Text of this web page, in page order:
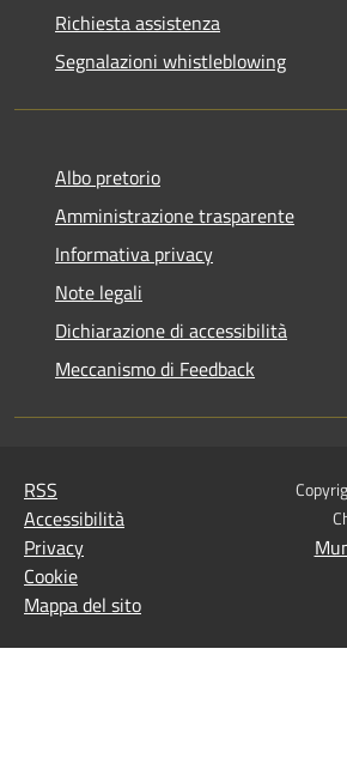
Richiesta assistenza
Segnalazioni whistleblowing
Albo pretorio
Amministrazione trasparente
Informativa privacy
Note legali
Dichiarazione di accessibilità
Meccanismo di Feedback
RSS
Accessibilità
Privacy
Cookie
Mappa del sito